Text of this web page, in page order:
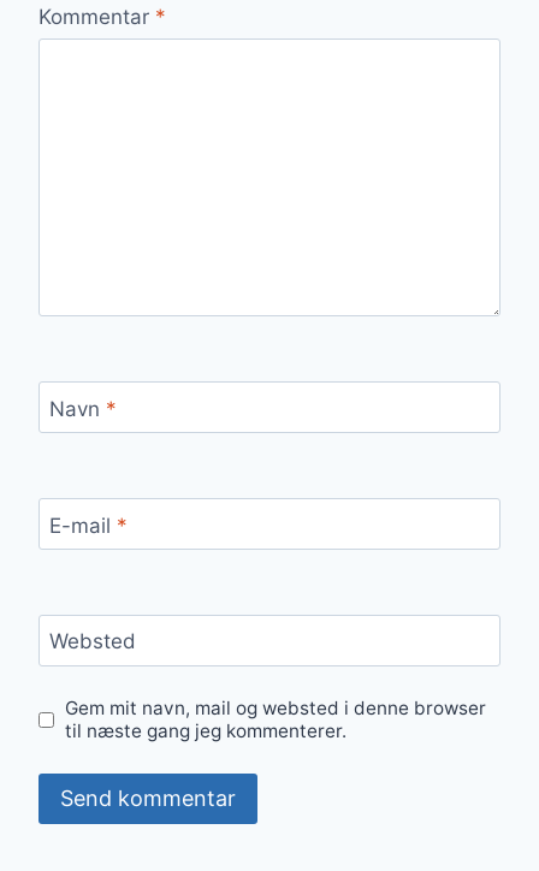
Kommentar *
Navn *
E-mail *
Websted
Gem mit navn, mail og websted i denne browser
til næste gang jeg kommenterer.